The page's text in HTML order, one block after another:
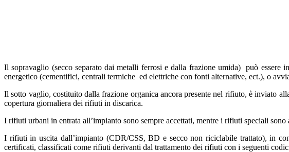
Il sopravaglio (secco separato dai metalli ferrosi e dalla frazione umida) può
energetico (cementifici, centrali termiche ed elettriche con fonti alternative, ect.), o
Il sotto vaglio, costituito dalla frazione organica ancora presente nel rifiuto, è inviato
copertura giornaliera dei rifiuti in discarica.
I rifiuti urbani in entrata all’impianto sono sempre accettati, mentre i rifiuti speciali
I rifiuti in uscita dall’impianto (CDR/CSS, BD e secco non riciclabile trattato), in
certificati, classificati come rifiuti derivanti dal trattamento dei rifiuti con i seguenti